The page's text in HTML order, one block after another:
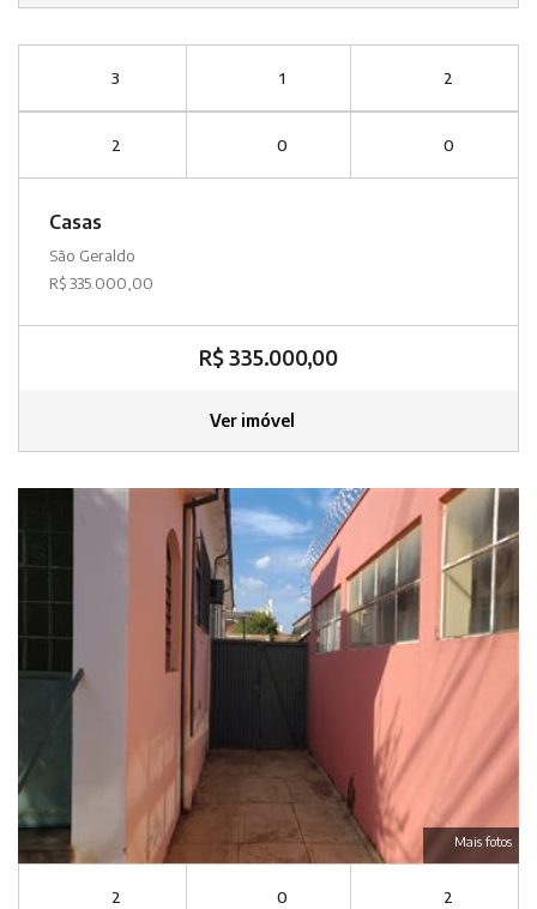
3 1 2
2 0 0
Casas
São Geraldo
R$ 335.000,00
R$ 335.000,00
Ver imóvel
Mais fotos
2 0 2